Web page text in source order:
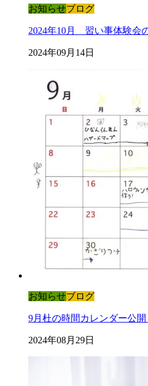
お知らせブログ
2024年10月 習い事体験会
2024年09月14日
お知らせブログ
9月杜の時間カレンダー公開
2024年08月29日